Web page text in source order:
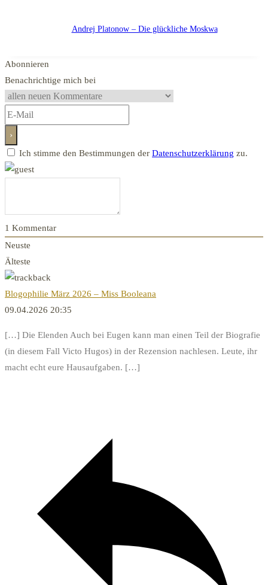
Andrej Platonow – Die glückliche Moskwa
Abonnieren
Benachrichtige mich bei
Ich stimme den Bestimmungen der Datenschutzerklärung zu.
1 Kommentar
Neuste
Älteste
Blogophilie März 2026 – Miss Booleana
09.04.2026 20:35
[…] Die Elenden Auch bei Eugen kann man einen Teil der Biografie
(in diesem Fall Victo Hugos) in der Rezension nachlesen. Leute, ihr
macht echt eure Hausaufgaben. […]